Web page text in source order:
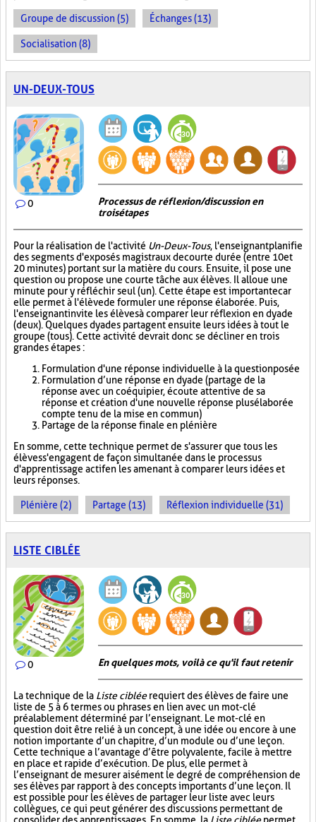
Groupe de discussion (5) Échanges (13)
Socialisation (8)
UN-DEUX-TOUS
0
Processus de réflexion/discussion en
trois étapes
Pour la réalisation de l'activité Un-Deux-Tous, l'enseignant planifie
des segments d'exposés magistraux de courte durée (entre 10 et
20 minutes) portant sur la matière du cours. Ensuite, il pose une
question ou propose une courte tâche aux élèves. Il alloue une
minute pour y réfléchir seul (un). Cette étape est importante car
elle permet à l'élève de formuler une réponse élaborée. Puis,
l'enseignant invite les élèves à comparer leur réflexion en dyade
(deux). Quelques dyades partagent ensuite leurs idées à tout le
groupe (tous). Cette activité devrait donc se décliner en trois
grandes étapes :
Formulation d'une réponse individuelle à la question posée
Formulation d’une réponse en dyade (partage de la
réponse avec un coéquipier, écoute attentive de sa
réponse et création d'une nouvelle réponse plus élaborée
compte tenu de la mise en commun)
Partage de la réponse finale en plénière
En somme, cette technique permet de s'assurer que tous les
élèves s'engagent de façon simultanée dans le processus
d'apprentissage actif en les amenant à comparer leurs idées et
leurs réponses.
Plénière (2) Partage (13) Réflexion individuelle (31)
LISTE CIBLÉE
0 En quelques mots, voilà ce qu'il faut retenir
La technique de la Liste cibléerequiert des élèves de faire une
liste de 5 à 6 termes ou phrases en lien avec un mot-clé
préalablement déterminé par l’enseignant. Le mot-clé en
question doit être relié à un concept, à une idée ou encore à une
notion importante d’un chapitre, d’un module ou d’une leçon.
Cette technique a l’avantage d’être polyvalente, facile à mettre
en place et rapide d’exécution. De plus, elle permet à
l’enseignant de mesurer aisément le degré de compréhension de
ses élèves par rapport à des concepts importants d’une leçon. Il
est possible pour les élèves de partager leur liste avec leurs
collègues, ce qui peut générer des discussions permettant de